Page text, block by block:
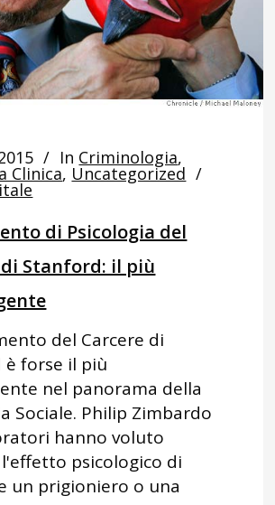
In Criminologia,
Clinica, Uncategorized
di Psicologia del
di Stanford: il più
del Carcere di
forse il più
nel panorama della
Sociale. Philip Zimbardo
hanno voluto
psicologico di
un prigioniero o una